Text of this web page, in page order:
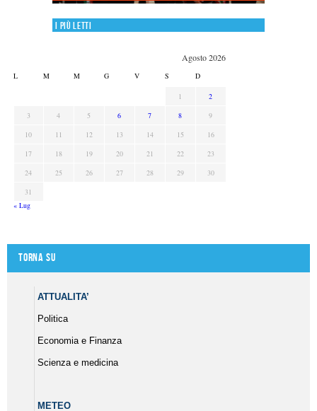
I più letti
Agosto 2026
L M M G V S D
1
2
3
4 5 6 7 8
9
10
11 12 13 14 15
16
17
18 19 20 21 22
23
24
25 26 27 28 29
30
31
« Lug
Torna su
ATTUALITA’
Politica
Economia e Finanza
Scienza e medicina
METEO